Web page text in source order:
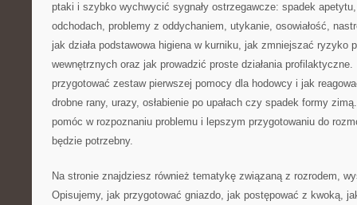
ptaki i szybko wychwycić sygnały ostrzegawcze: spadek
odchodach, problemy z oddychaniem, utykanie, osowiałość,
jak działa podstawowa higiena w kurniku, jak zmniejszać ryzyko
wewnętrznych oraz jak prowadzić proste działania
przygotować zestaw pierwszej pomocy dla hodowcy i jak
drobne rany, urazy, osłabienie po upałach czy spadek formy
pomóc w rozpoznaniu problemu i lepszym przygotowaniu do
będzie potrzebny.
Na stronie znajdziesz również tematykę związaną z rozrodem,
Opisujemy, jak przygotować gniazdo, jak postępować z kwoką,